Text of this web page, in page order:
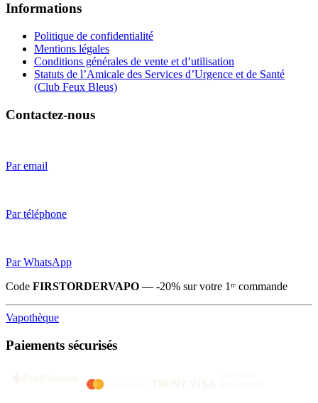
Informations
Politique de confidentialité
Mentions légales
Conditions générales de vente et d’utilisation
Statuts de l’Amicale des Services d’Urgence et de Santé
(Club Feux Bleus)
Contactez-nous
Par email
Par téléphone
Par WhatsApp
Code FIRSTORDERVAPO — -20% sur votre 1ʳᵉ commande
Vapothèque
Paiements sécurisés